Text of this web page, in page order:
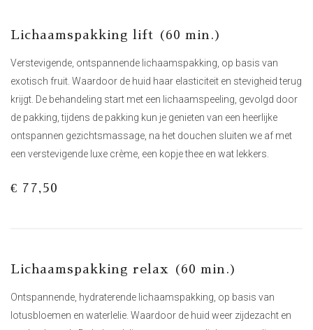
Lichaamspakking lift (60 min.)
Verstevigende, ontspannende lichaamspakking, op basis van
exotisch fruit. Waardoor de huid haar elasticiteit en stevigheid terug
krijgt. De behandeling start met een lichaamspeeling, gevolgd door
de pakking, tijdens de pakking kun je genieten van een heerlijke
ontspannen gezichtsmassage, na het douchen sluiten we af met
een verstevigende luxe crème, een kopje thee en wat lekkers.
€ 77,50
Lichaamspakking relax (60 min.)
Ontspannende, hydraterende lichaamspakking, op basis van
lotusbloemen en waterlelie. Waardoor de huid weer zijdezacht en